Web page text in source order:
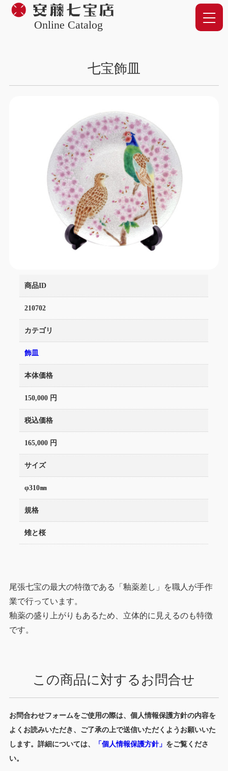
Online Catalog
七宝飾皿
商品ID
210702
カテゴリ
飾皿
本体価格
150,000 円
税込価格
165,000 円
サイズ
φ310㎜
規格
雉と桜
尾張七宝の最大の特徴である「釉薬差し」を職人が手作
業で行っています。
釉薬の盛り上がりもあるため、立体的に見えるのも特徴
です。
この商品に対するお問合せ
お問合わせフォームをご使用の際は、個人情報保護方針の内容を
よくお読みいただき、ご了承の上で送信いただくようお願いいた
します。詳細については、
「個人情報保護方針」 をご覧くださ
い。